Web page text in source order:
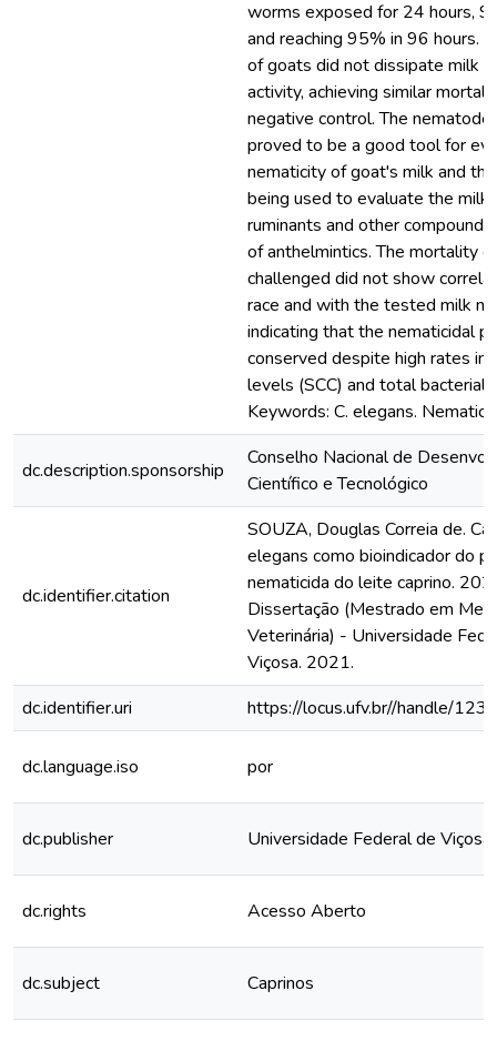
worms exposed for 24 hours,
and reaching 95% in 96 hours.
of goats did not dissipate milk
activity, achieving similar
negative control. The nematode
proved to be a good tool for
nematicity of goat's milk and
being used to evaluate the milk
ruminants and other
of anthelmintics. The mortality
challenged did not show
race and with the tested milk
indicating that the nematicidal
conserved despite high rates in
levels (SCC) and total bacterial
Keywords: C. elegans.
dc.description.sponsorship
Conselho Nacional de
Científico e Tecnológico
dc.identifier.citation
SOUZA, Douglas Correia de.
elegans como bioindicador do
nematicida do leite caprino.
Dissertação (Mestrado em
Veterinária) - Universidade
Viçosa. 2021.
dc.identifier.uri
https://locus.ufv.br//handle/
dc.language.iso por
dc.publisher Universidade Federal de Viçosa
dc.rights Acesso Aberto
dc.subject Caprinos